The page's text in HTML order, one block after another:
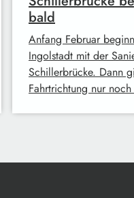
bald
Anfang Februar
Ingolstadt mit der
Schillerbrücke. Dann
Fahrtrichtung nur